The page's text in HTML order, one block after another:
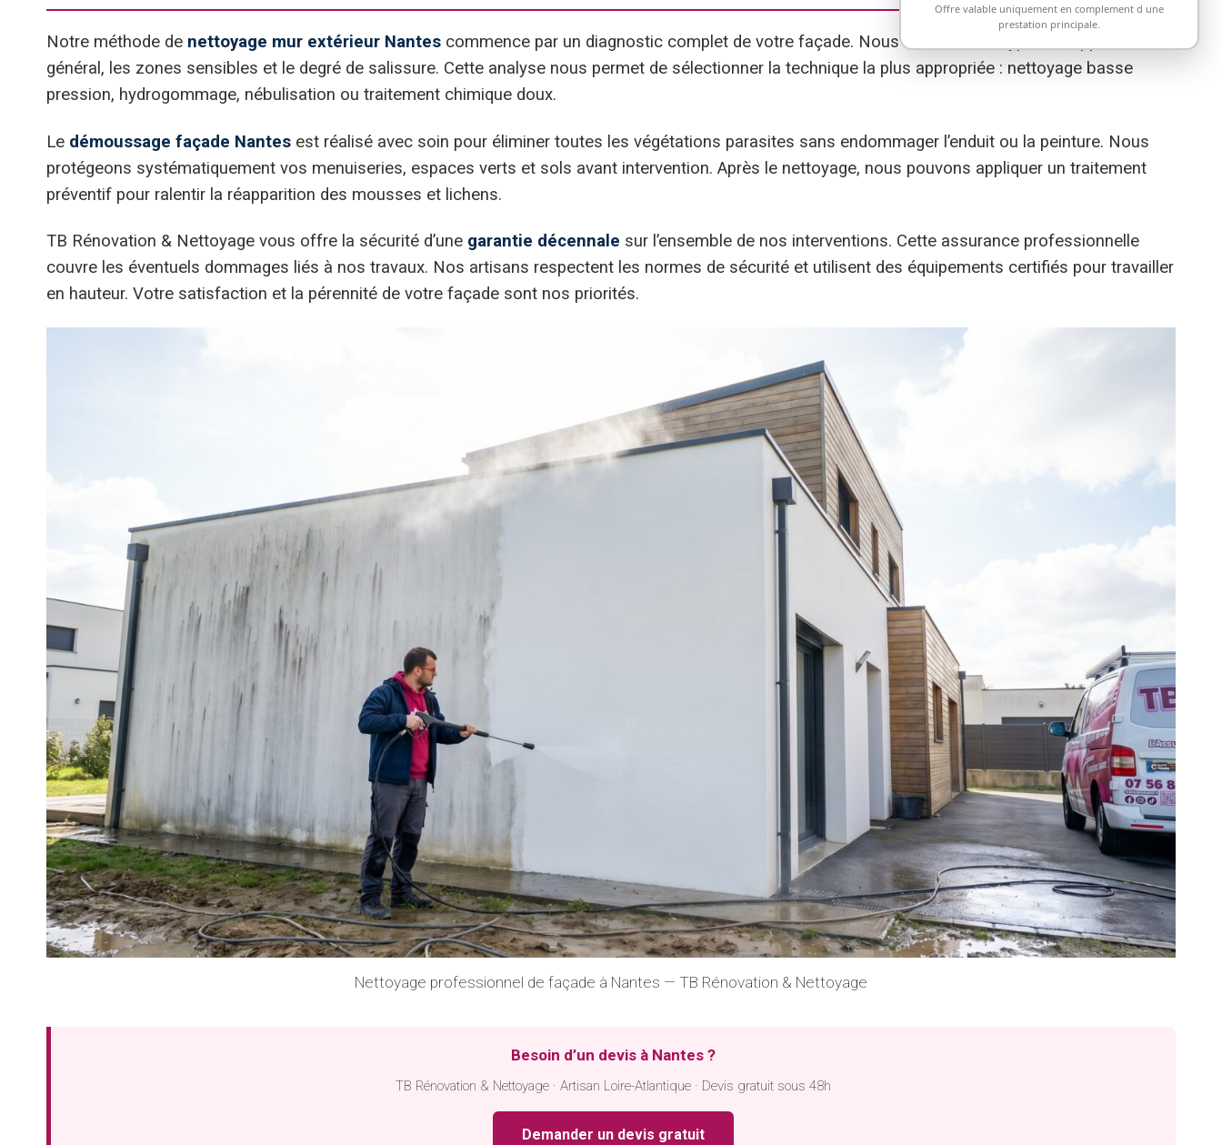
Notre méthode de nettoyage mur extérieur Nantes commence par un diagnostic complet de votre façade. Nous identifions le type de support, l’état
général, les zones sensibles et le degré de salissure. Cette analyse nous permet de sélectionner la technique la plus appropriée : nettoyage basse
pression, hydrogommage, nébulisation ou traitement chimique doux.
Le démoussage façade Nantes est réalisé avec soin pour éliminer toutes les végétations parasites sans endommager l’enduit ou la peinture. Nous
protégeons systématiquement vos menuiseries, espaces verts et sols avant intervention. Après le nettoyage, nous pouvons appliquer un traitement
préventif pour ralentir la réapparition des mousses et lichens.
TB Rénovation & Nettoyage vous offre la sécurité d’une garantie décennale sur l’ensemble de nos interventions. Cette assurance professionnelle
couvre les éventuels dommages liés à nos travaux. Nos artisans respectent les normes de sécurité et utilisent des équipements certifiés pour travailler
en hauteur. Votre satisfaction et la pérennité de votre façade sont nos priorités.
Nettoyage professionnel de façade à Nantes — TB Rénovation & Nettoyage
Besoin d’un devis à Nantes ?
TB Rénovation & Nettoyage · Artisan Loire-Atlantique · Devis gratuit sous 48h
Demander un devis gratuit
Offre valable uniquement en complement d une
prestation principale.